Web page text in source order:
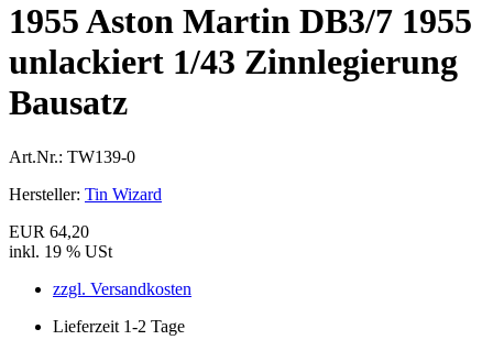
1955 Aston Martin DB3/7 1955
unlackiert 1/43 Zinnlegierung
Bausatz
Art.Nr.: TW139-0
Hersteller: Tin Wizard
EUR 64,20
inkl. 19 % USt
zzgl. Versandkosten
Lieferzeit 1-2 Tage